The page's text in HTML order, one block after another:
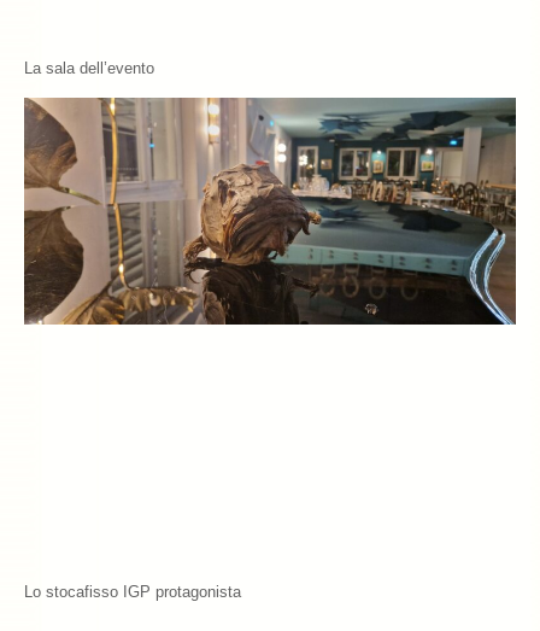
La sala dell’evento
Lo stocafisso IGP protagonista